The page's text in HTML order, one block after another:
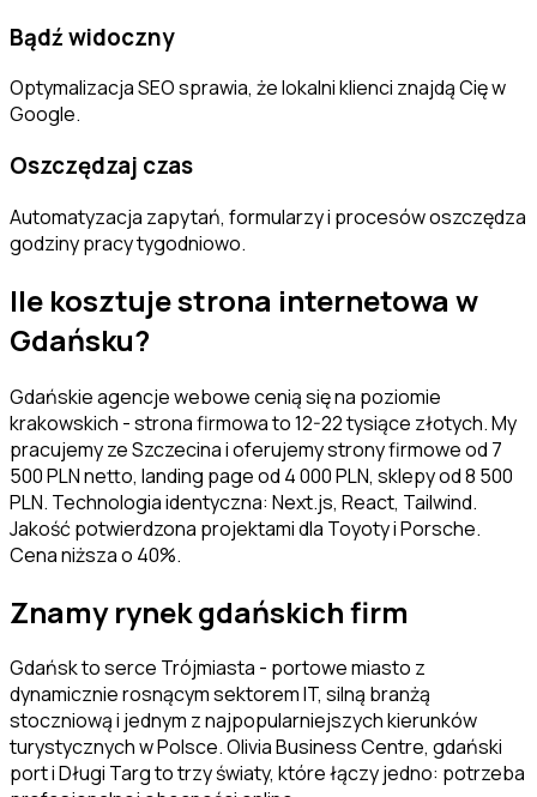
Bądź widoczny
Optymalizacja SEO sprawia, że lokalni klienci znajdą Cię w
Google.
Oszczędzaj czas
Automatyzacja zapytań, formularzy i procesów oszczędza
godziny pracy tygodniowo.
Ile kosztuje strona internetowa w
Gdańsku?
Gdańskie agencje webowe cenią się na poziomie
krakowskich - strona firmowa to 12-22 tysiące złotych. My
pracujemy ze Szczecina i oferujemy strony firmowe od 7
500 PLN netto, landing page od 4 000 PLN, sklepy od 8 500
PLN. Technologia identyczna: Next.js, React, Tailwind.
Jakość potwierdzona projektami dla Toyoty i Porsche.
Cena niższa o 40%.
Znamy rynekgdańskichfirm
Gdańsk to serce Trójmiasta - portowe miasto z
dynamicznie rosnącym sektorem IT, silną branżą
stoczniową i jednym z najpopularniejszych kierunków
turystycznych w Polsce. Olivia Business Centre, gdański
port i Długi Targ to trzy światy, które łączy jedno: potrzeba